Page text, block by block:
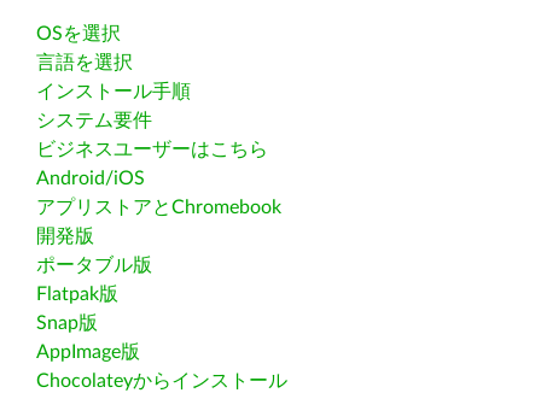
OSを選択
言語を選択
インストール手順
システム要件
ビジネスユーザーはこちら
Android/iOS
アプリストアとChromebook
開発版
ポータブル版
Flatpak版
Snap版
AppImage版
Chocolateyからインストール